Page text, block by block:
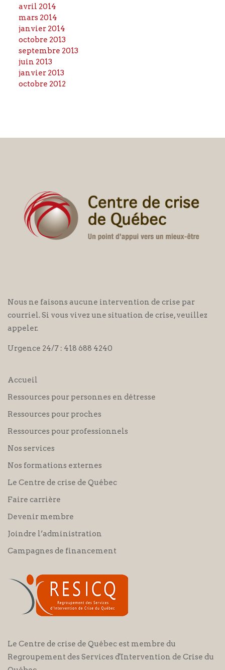
avril 2014
mars 2014
janvier 2014
octobre 2013
septembre 2013
juin 2013
janvier 2013
octobre 2012
Nous ne faisons aucune intervention de crise par
courriel. Si vous vivez une situation de crise, veuillez
appeler.
Urgence 24/7 : 418 688 4240
Accueil
Ressources pour personnes en détresse
Ressources pour proches
Ressources pour professionnels
Nos services
Nos formations externes
Le Centre de crise de Québec
Faire carrière
Devenir membre
Joindre l’administration
Campagnes de financement
Le Centre de crise de Québec est membre du
Regroupement des Services d'Intervention de Crise du